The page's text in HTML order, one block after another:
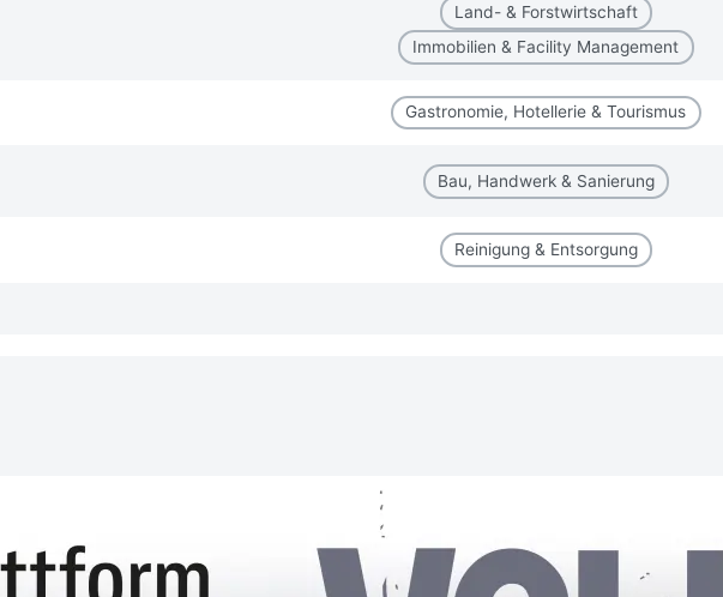
Land- & Forstwirtschaft
Immobilien & Facility Management
Gastronomie, Hotellerie & Tourismus
Bau, Handwerk & Sanierung
Reinigung & Entsorgung